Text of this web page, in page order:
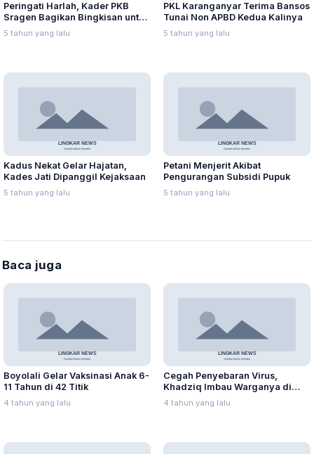
Peringati Harlah, Kader PKB
Sragen Bagikan Bingkisan untuk
Keluarga Isoman
5 tahun yang lalu
PKL Karanganyar Terima Bansos
Tunai Non APBD Kedua Kalinya
5 tahun yang lalu
Kadus Nekat Gelar Hajatan,
Kades Jati Dipanggil Kejaksaan
5 tahun yang lalu
Petani Menjerit Akibat
Pengurangan Subsidi Pupuk
5 tahun yang lalu
Baca juga
Boyolali Gelar Vaksinasi Anak 6-
11 Tahun di 42 Titik
4 tahun yang lalu
Cegah Penyebaran Virus,
Khadziq Imbau Warganya di
Perantauan Tidak Mudik
4 tahun yang lalu